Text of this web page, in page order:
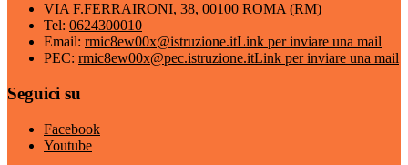
VIA F.FERRAIRONI, 38, 00100 ROMA (RM)
Tel: 0624300010
Email: rmic8ew00x@istruzione.itLink per inviare una mail
PEC: rmic8ew00x@pec.istruzione.itLink per inviare una mail
Seguici su
Facebook
Youtube